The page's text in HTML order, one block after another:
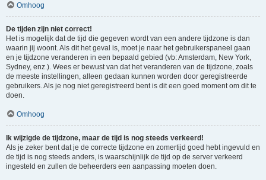
Omhoog
De tijden zijn niet correct!
Het is mogelijk dat de tijd die gegeven wordt van een andere tijdzone is dan
waarin jij woont. Als dit het geval is, moet je naar het gebruikerspaneel gaan
en je tijdzone veranderen in een bepaald gebied (vb: Amsterdam, New York,
Sydney, enz.). Wees er bewust van dat het veranderen van de tijdzone, zoals
de meeste instellingen, alleen gedaan kunnen worden door geregistreerde
gebruikers. Als je nog niet geregistreerd bent is dit een goed moment om dit te
doen.
Omhoog
Ik wijzigde de tijdzone, maar de tijd is nog steeds verkeerd!
Als je zeker bent dat je de correcte tijdzone en zomertijd goed hebt ingevuld en
de tijd is nog steeds anders, is waarschijnlijk de tijd op de server verkeerd
ingesteld en zullen de beheerders een aanpassing moeten doen.